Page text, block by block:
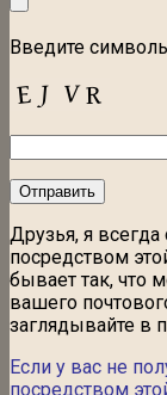
Введите
Друзья, я
посредством
бывает так, что
вашего
заглядывайте в
Если у вас не
посредством